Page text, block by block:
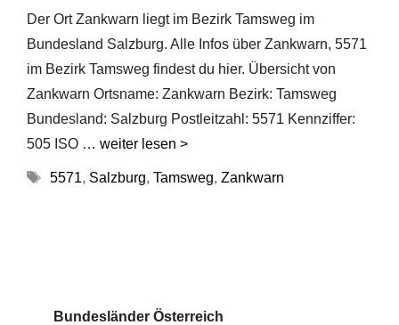
Der Ort Zankwarn liegt im Bezirk Tamsweg im
Bundesland Salzburg. Alle Infos über Zankwarn, 5571
im Bezirk Tamsweg findest du hier. Übersicht von
Zankwarn Ortsname: Zankwarn Bezirk: Tamsweg
Bundesland: Salzburg Postleitzahl: 5571 Kennziffer:
505 ISO … weiter lesen >
Schlagwörter
5571, Salzburg, Tamsweg, Zankwarn
Bundesländer Österreich